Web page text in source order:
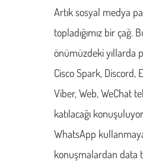
Artık sosyal medya
topladığımız bir
önümüzdeki yıllarda
Cisco Spark, Discord,
Viber, Web, WeChat
katılacağı
WhatsApp
konuşmalardan data